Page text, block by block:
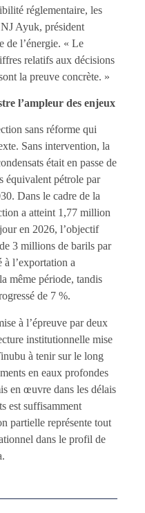
réglementaire, les
Ayuk, président
de l’énergie. « Le
relatifs aux décisions
la preuve concrète. »
l’ampleur des enjeux
sans réforme qui
Sans intervention, la
était en passe de
équivalent pétrole par
Dans le cadre de la
a atteint 1,77 million
en 2026, l’objectif
3 millions de barils par
l’exportation a
même période, tandis
de 7 %.
à l’épreuve par deux
institutionnelle mise
à tenir sur le long
en eaux profondes
en œuvre dans les délais
est suffisamment
partielle représente tout
dans le profil de